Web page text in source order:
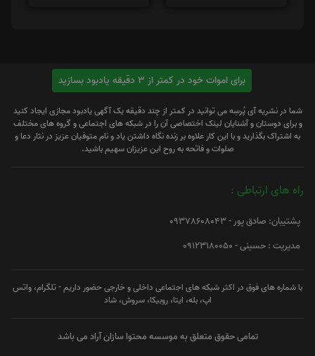
برای اموات خود در کمتر از 3 دقیقه یادبود بسازید
شما در نشریه آی پُرسِه می توانید در کمتر از چند دقیقه یک آگهی یادبود مجازی ایجاد کنید
و برای دوستان و آشنایان لینک اختصاصی آن را در شبکه های اجتماعی و گروه های مختلف
به اشتراک بگذارید و با این کار علاوه بر زنده نگاه داشتن یاد و نام متوفیان عزیز در نثار دعا و
صلوات و فاتحه به روح این عزیزان سهیم باشید.
راه های ارتباطی :
پشتیبان: صادق پور - 09378608043
مدیریت : حسینی - 09123180050
با شماره های فوق در اکثر شبکه های اجتماعی داخلی و خارجی حضور داریم - تلگرام، واتس
اپ، بله، ایتا، روبیکا، سروش، شاد
تمامی حقوق متعلق به موسسه محتوا سازان آراد می باشد